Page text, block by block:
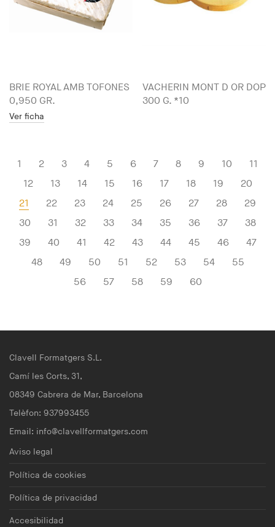
BRIE ROYAL AMB TOFONES
0,950 GR.
Ver ficha
VACHERIN MONT D OR DOP
300 G. *10
1 2 3 4 5 6 7 8 9 10
11
12
13 14 15 16 17 18 19
20
21
22 23 24 25 26 27 28
29
30
31 32 33 34 35 36 37
38
39
40 41 42 43 44 45 46
47
48
49 50 51 52 53 54
55
56
57 58 59 60
Clavell Formatgers S.L.
Camí les Corts, 31,
08349 Cabrera de Mar, Barcelona
Telèfon: 937993455
Email: info@clavellformatgers.com
Aviso legal
Política de cookies
Política de privacidad
Accesibilidad